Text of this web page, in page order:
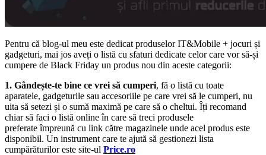
Pentru că blog-ul meu este dedicat produselor IT&Mobile + jocuri și
gadgeturi, mai jos aveți o listă cu sfaturi dedicate celor care vor să-și
cumpere de Black Friday un produs nou din aceste categorii:
1. Gândește-te bine ce vrei să cumperi, fă o listă cu toate
aparatele, gadgeturile sau accesoriile pe care vrei să le cumperi, nu
uita să setezi și o sumă maximă pe care să o cheltui. Îți recomand
chiar să faci o listă online în care să treci produsele
preferate împreună cu link către magazinele unde acel produs este
disponibil. Un instrument care te ajută să gestionezi lista
cumpărăturilor este site-ul Price.ro